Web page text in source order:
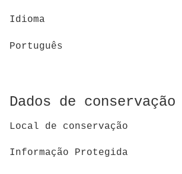
Idioma
Português
Dados de conservação
Local de conservação
Informação Protegida